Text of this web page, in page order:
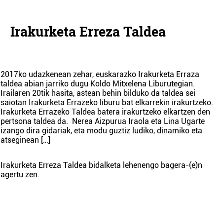
Irakurketa Erreza Taldea
2017ko udazkenean zehar, euskarazko Irakurketa Erraza
taldea abian jarriko dugu Koldo Mitxelena Liburutegian.
Irailaren 20tik hasita, astean behin bilduko da taldea sei
saiotan Irakurketa Errazeko liburu bat elkarrekin irakurtzeko.
Irakurketa Errazeko Taldea batera irakurtzeko elkartzen den
pertsona taldea da. Nerea Aizpurua Iraola eta Lina Ugarte
izango dira gidariak, eta modu guztiz ludiko, dinamiko eta
atseginean […]
Irakurketa Erreza Taldea bidalketa lehenengo bagera-(e)n
agertu zen.